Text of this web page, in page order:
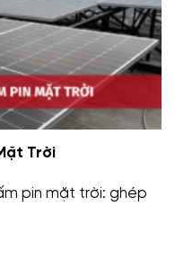
Trời
pin mặt trời: ghép